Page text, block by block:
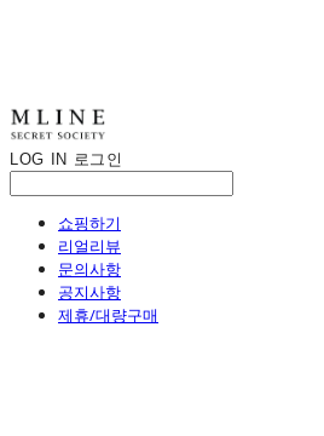
LOG IN 로그인
쇼핑하기
리얼리뷰
문의사항
공지사항
제휴/대량구매